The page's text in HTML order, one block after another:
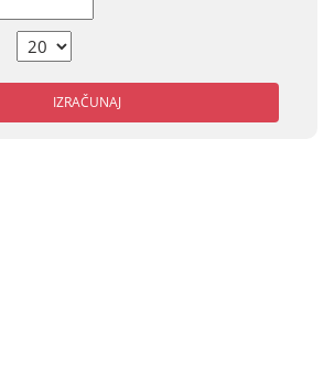
IZRAČUNAJ